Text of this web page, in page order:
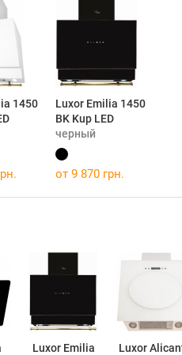
1450
Luxor Emilia 1450
BK Kup LED
черный
от 9 870 грн.
Luxor Emilia
Luxor